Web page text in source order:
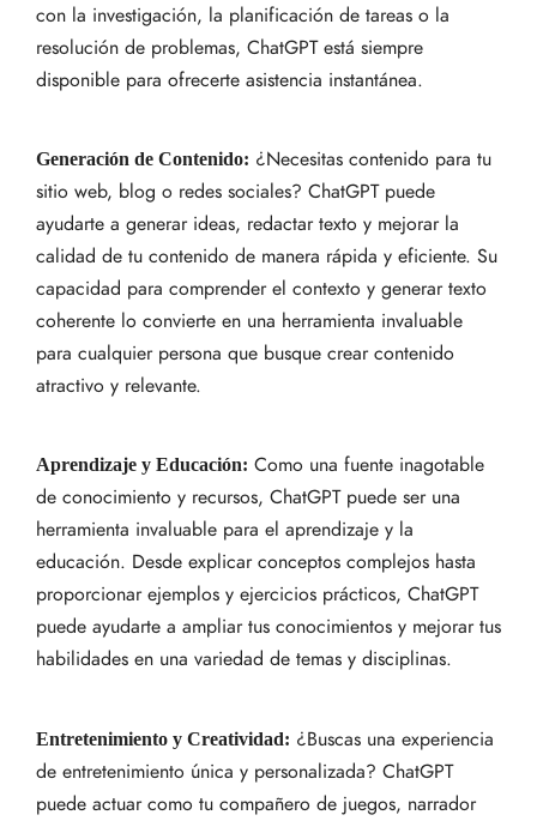
con la investigación, la planificación de tareas o la
resolución de problemas, ChatGPT está siempre
disponible para ofrecerte asistencia instantánea.
Generación de Contenido: ¿Necesitas contenido para tu
sitio web, blog o redes sociales? ChatGPT puede
ayudarte a generar ideas, redactar texto y mejorar la
calidad de tu contenido de manera rápida y eficiente. Su
capacidad para comprender el contexto y generar texto
coherente lo convierte en una herramienta invaluable
para cualquier persona que busque crear contenido
atractivo y relevante.
Aprendizaje y Educación: Como una fuente inagotable
de conocimiento y recursos, ChatGPT puede ser una
herramienta invaluable para el aprendizaje y la
educación. Desde explicar conceptos complejos hasta
proporcionar ejemplos y ejercicios prácticos, ChatGPT
puede ayudarte a ampliar tus conocimientos y mejorar tus
habilidades en una variedad de temas y disciplinas.
Entretenimiento y Creatividad: ¿Buscas una experiencia
de entretenimiento única y personalizada? ChatGPT
puede actuar como tu compañero de juegos, narrador